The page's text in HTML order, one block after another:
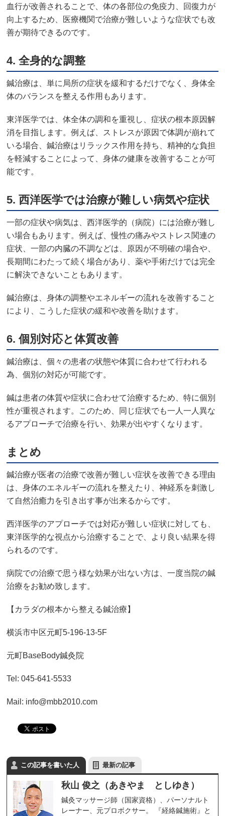
血行が改善されることで、体の各部位の免疫力、回復力が
向上するため、医療機関で治療が難しいような症状でも改
善が期待できるのです。
4.全身的な調整
鍼治療は、単に局所の症状を緩和するだけでなく、身体全
体のバランスを整える作用もあります。
東洋医学では、体全体の調和を重視し、症状の根本原因解
消を目指します。例えば、ストレスが原因で体調が崩れて
いる場合、鍼治療はリラックス作用を持ち、精神的な負担
を軽減することによって、身体の健康を改善することが可
能です。
5.西洋医学では治療が難しい病気や症状
一部の症状や病気は、西洋医学的（病院）には治療が難し
い場合もあります。例えば、慢性の痛みやストレス関連の
症状、一部の内臓の不調などは、原因が不明確の場合や、
長期間にわたって続く場合があり、薬や手術だけでは完全
に解決できないこともあります。
鍼治療は、身体の調整やエネルギーの流れを改善すること
により、こうした症状の緩和や改善を助けます。
6.個別対応と体質改善
鍼治療は、個々の患者の状態や体質に合わせて行われる
為、個別の対応が可能です。
鍼は患者の体質や症状に合わせて治療するため、特に個別
性が重視されます。このため、同じ症状でも一人一人異な
るアプローチで治療を行い、効果が出やすくなります。
まとめ
鍼治療が医者の治療で改善が難しい症状を改善できる理由
は、身体のエネルギーの流れを整えたり、神経系を刺激し
て自然治癒力を引き出す事が出来るからです。
西洋医学のアプローチでは対応が難しい症状に対しても、
東洋医学的な視点から治療することで、より良い結果を得
られるのです。
病院での治療で思う様な効果が出ない方は、一度当院の鍼
治療をお勧め致します。
【カラダの根本から整える鍼治療】
横浜市中区元町5-196-13-5F
元町BaseBody鍼灸院
Tel: 045-641-5533
Mail: info@mbb2010.com
この記事を書いた人 最新の記事
秋山 俊之（あきやま としゆき）
鍼灸マッサージ師（国家資格）、パーソナルト
レーナー、元プロボクサー。 『経絡鍼施術』と